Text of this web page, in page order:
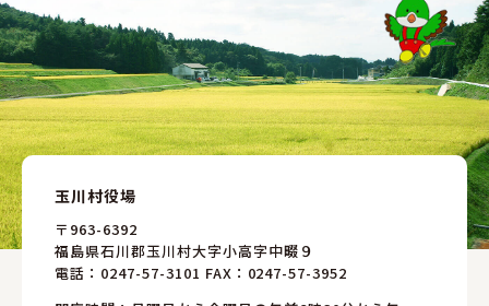
玉川村役場
〒963-6392
福島県石川郡玉川村大字小高字中畷９
電話： 0247-57-3101 FAX：0247-57-3952